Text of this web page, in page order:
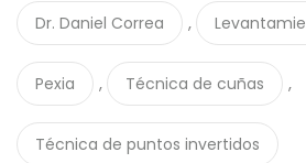
Dr. Daniel Correa ,
Pexia , Técnica de cuñas ,
Técnica de puntos invertidos